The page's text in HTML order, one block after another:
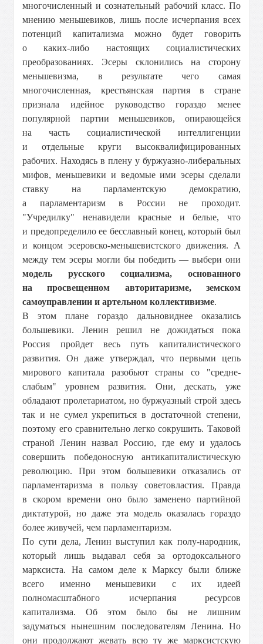
многочисленный и сознательный рабочий класс. По
мнению меньшевиков, лишь после исчерпания всех
потенций капитализма можно будет говорить
о каких-либо настоящих социалистических
преобразованиях. Эсеры склонились на сторону
меньшевизма, в результате чего самая
многочисленная, крестьянская партия в стране
признала идейное руководство гораздо менее
популярной партии меньшевиков, опирающейся
на часть социалистической интеллигенции
и отдельные круги высоквалифицированных
рабочих. Находясь в плену у буржуазно-либеральных
мифов, меньшевики и ведомые ими эсеры сделали
ставку на парламентскую демократию,
а парламентаризм в России не проходит.
"Учредилку" ненавидели красные и белые, что
и предопределило ее бесславный конец, который был
и концом эсеровско-меньшевистского движения. А
между тем эсеры могли бы победить — выбери они
модель русского социализма, основанного
на просвещенном авторитаризме, земском
самоуправлении и артельном коллективизме.
В этом плане гораздо дальновиднее оказались
большевики. Ленин решил не дожидаться пока
Россия пройдет весь путь капиталистического
развития. Он даже утверждал, что первыми цепь
мирового капитала разобьют страны со "средне-
слабым" уровнем развития. Они, дескать, уже
обладают пролетариатом, но буржуазный строй здесь
так и не сумел укрепиться в достаточной степени,
поэтому его сравнительно легко сокрушить. Таковой
страной Ленин назвал Россию, где ему и удалось
совершить победоносную антикапиталистическую
революцию. При этом большевики отказались от
парламентаризма в пользу советовластия. Правда
в скором времени оно было заменено партийной
диктатурой, но даже эта модель оказалась гораздо
более живучей, чем парламентаризм.
По сути дела, Ленин выступил как полу-народник,
который лишь выдавал себя за ортодоксального
марксиста. На самом деле к Марксу были ближе
всего именно меньшевики с их идеей
полномасштабного исчерпания ресурсов
капитализма. Об этом было бы не лишним
задуматься нынешним последователям Ленина. Но
они продолжают жевать всю ту же марксистскую